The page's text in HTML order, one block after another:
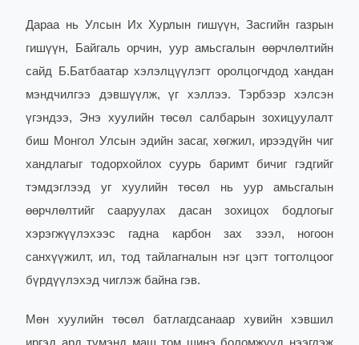
Дараа нь Улсын Их Хурлын гишүүн, Засгийн газрын
гишүүн, Байгаль орчин, уур амьсгалын өөрчлөлтийн
сайд Б.Батбаатар хэлэлцүүлэгт оролцогчдод хандан
мэндчилгээ дэвшүүлж, үг хэллээ. Тэрбээр хэлсэн
үгэндээ, Энэ хуулийн төсөл салбарын зохицуулалт
биш Монгол Улсын эдийн засаг, хөгжил, ирээдүйн чиг
хандлагыг тодорхойлох суурь баримт бичиг гэдгийг
тэмдэглээд уг хуулийн төсөл нь уур амьсгалын
өөрчлөлтийг сааруулах дасан зохицох бодлогыг
хэрэгжүүлэхээс гадна карбон зах зээл, ногоон
санхүүжилт, ил, тод тайлагналын нэг цэгт тогтолцоог
бүрдүүлэхэд чиглэж байна гэв.
Мөн хуулийн төсөл батлагдсанаар хувийн хэвшил